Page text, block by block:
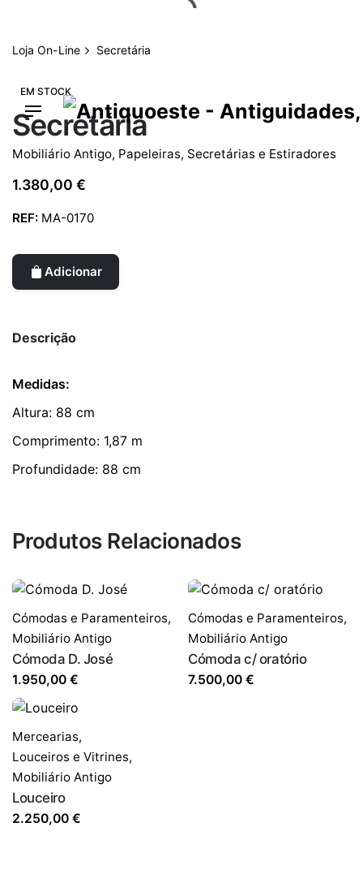
content
Loja On-Line Secretária
EM STOCK
Secretária
Mobiliário Antigo, Papeleiras, Secretárias e Estiradores
1.380,00 €
REF: MA-0170
Adicionar
Descrição
Medidas:
Altura: 88 cm
Comprimento: 1,87 m
Profundidade: 88 cm
Produtos Relacionados
Cómodas e Paramenteiros,
Mobiliário Antigo
Cómoda D. José
1.950,00 €
Cómodas e Paramenteiros,
Mobiliário Antigo
Cómoda c/ oratório
7.500,00 €
Mercearias,
Louceiros e Vitrines,
Mobiliário Antigo
Louceiro
2.250,00 €